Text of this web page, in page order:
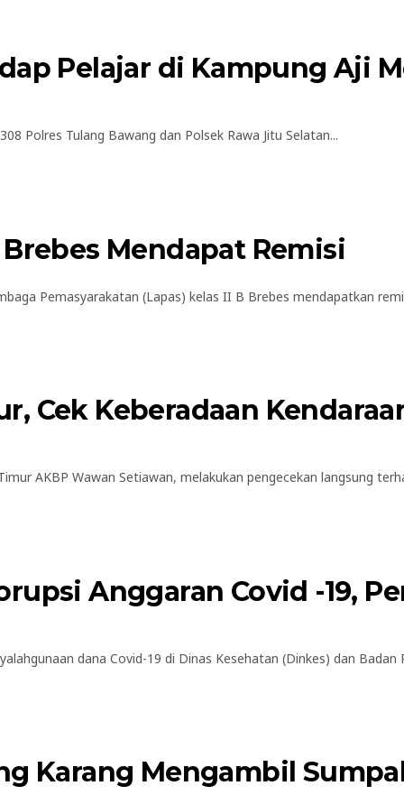
Pelajar di Kampung Aji
Polres Tulang Bawang dan Polsek Rawa Jitu Selatan...
Brebes Mendapat Remisi
Pemasyarakatan (Lapas) kelas II B Brebes mendapatkan
Cek Keberadaan
AKBP Wawan Setiawan, melakukan pengecekan langsung
Anggaran Covid -19,
dana Covid-19 di Dinas Kesehatan (Dinkes) dan Badan
Karang Mengambil